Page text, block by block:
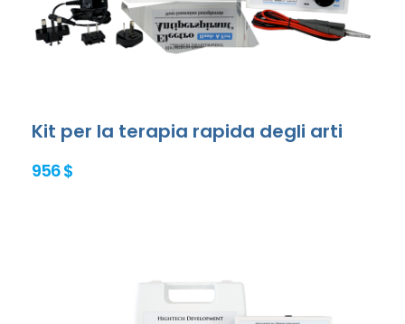
Kit per la terapia rapida degli arti
956 $